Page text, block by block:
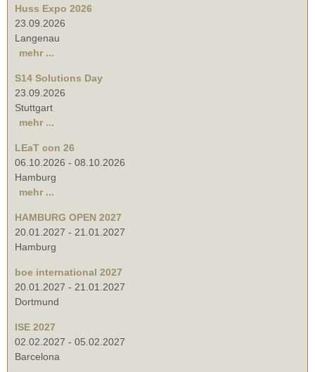
Huss Expo 2026
23.09.2026
Langenau
mehr ...
S14 Solutions Day
23.09.2026
Stuttgart
mehr ...
LEaT con 26
06.10.2026 - 08.10.2026
Hamburg
mehr ...
HAMBURG OPEN 2027
20.01.2027 - 21.01.2027
Hamburg
boe international 2027
20.01.2027 - 21.01.2027
Dortmund
ISE 2027
02.02.2027 - 05.02.2027
Barcelona